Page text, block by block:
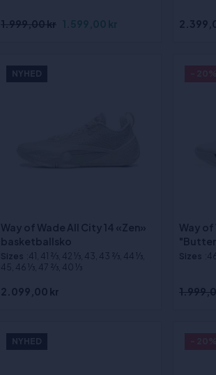
1.999,00 kr 1.599,00 kr
NYHED
Way of Wade All City 14 «Zen»
basketballsko
Sizes :41, 41 2⁄3, 42 1⁄3, 43, 43 2⁄3, 44 1⁄3,
45, 46 1⁄3, 47 2⁄3, 40 1⁄3
2.099,00 kr
Way of
Sizes
NYHED